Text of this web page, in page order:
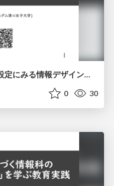
探究学習での発表題目の設定にみる情報デザインの現状分析
0 30